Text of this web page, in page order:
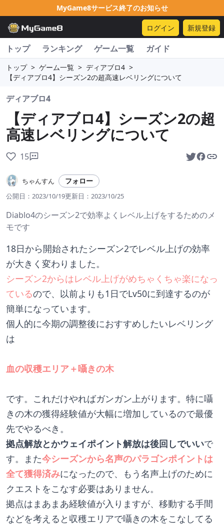
MyGame8サービス終了のお知らせ
ログイン 新規登録
トップ ランキング ゲーム一覧 ガイド
トップ > ゲーム一覧 > ディアブロ4 >
【ディアブロ4】シーズン2の超高速レベリングについて
ディアブロ4
【ディアブロ4】シーズン2の超
高速レベリングについて
15
ちゃんすん フォロー
公開日： 2023/10/19更新日： 2023/10/25
Diablo4のシーズン2で効率よくレベル上げをするためのメ
モです
18日から開始されたシーズン2でレベル上げの効率
が大きく変わりました。
シーズン2からはレベル上げがめちゃくちゃ楽になっ
ているので、以前よりも1日でLv50に到達するのが
簡単になっています。
個人的に今期の調整後におすすめしたいレベリング
は
血の収穫エリア＋囁きの木
です。これだけやればガンガン上がります。特に囁
きの木の獲得経験値が大幅に増加しているので最優
先でやるべき。
拠点解放とかウェイポイント解放は後回しでいいで
す。また今シーズンから名声のパラゴンポイントは
全て獲得済みになったので、もう名声上げのために
クエストをこなす必要はありません。
拠点はまあまあ経験値が入りますが、移動する手間
などを考えると収穫エリアで囁きの木をこなしてる